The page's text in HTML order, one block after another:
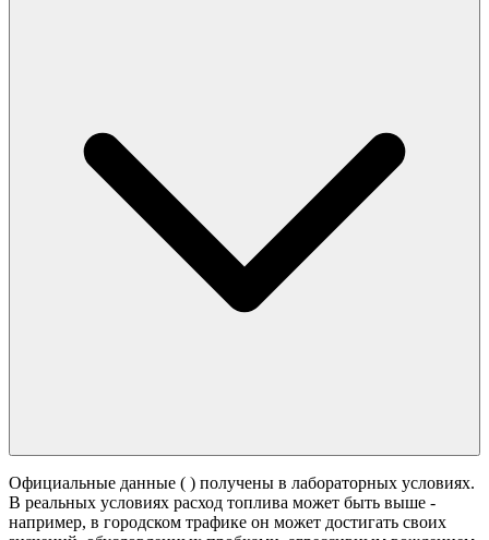
Официальные данные ( ) получены в лабораторных условиях.
В реальных условиях расход топлива может быть выше -
например, в городском трафике он может достигать своих